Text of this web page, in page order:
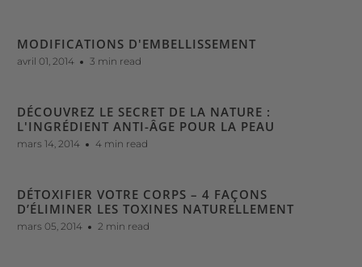
MODIFICATIONS D'EMBELLISSEMENT
avril 01, 2014 3 min read
DÉCOUVREZ LE SECRET DE LA NATURE :
L'INGRÉDIENT ANTI-ÂGE POUR LA PEAU
mars 14, 2014 4 min read
DÉTOXIFIER VOTRE CORPS – 4 FAÇONS
D’ÉLIMINER LES TOXINES NATURELLEMENT
mars 05, 2014 2 min read